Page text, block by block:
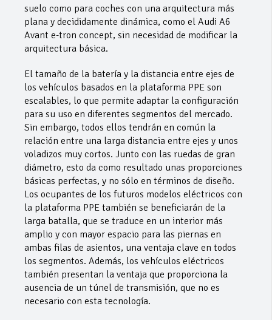
suelo como para coches con una arquitectura más
plana y decididamente dinámica, como el Audi A6
Avant e-tron concept, sin necesidad de modificar la
arquitectura básica.
El tamaño de la batería y la distancia entre ejes de
los vehículos basados en la plataforma PPE son
escalables, lo que permite adaptar la configuración
para su uso en diferentes segmentos del mercado.
Sin embargo, todos ellos tendrán en común la
relación entre una larga distancia entre ejes y unos
voladizos muy cortos. Junto con las ruedas de gran
diámetro, esto da como resultado unas proporciones
básicas perfectas, y no sólo en términos de diseño.
Los ocupantes de los futuros modelos eléctricos con
la plataforma PPE también se beneficiarán de la
larga batalla, que se traduce en un interior más
amplio y con mayor espacio para las piernas en
ambas filas de asientos, una ventaja clave en todos
los segmentos. Además, los vehículos eléctricos
también presentan la ventaja que proporciona la
ausencia de un túnel de transmisión, que no es
necesario con esta tecnología.